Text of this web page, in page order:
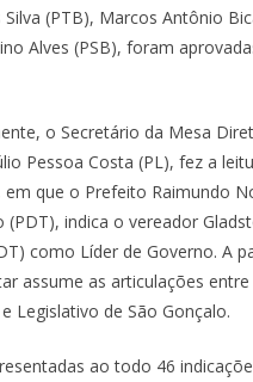
Silva (PTB), Marcos Antônio
Alves (PSB), foram
o Secretário da Mesa
Pessoa Costa (PL), fez a
em que o Prefeito Raimundo
(PDT), indica o vereador
como Líder de Governo. A
assume as articulações
Legislativo de São Gonçalo.
ao todo 46